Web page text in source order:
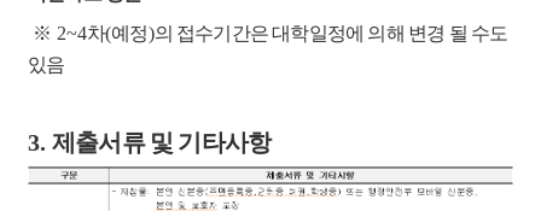
※ 2~4차(예정)의 접수기간은 대학일정에 의해 변경 될 수도
있음
3. 제출서류 및 기타사항